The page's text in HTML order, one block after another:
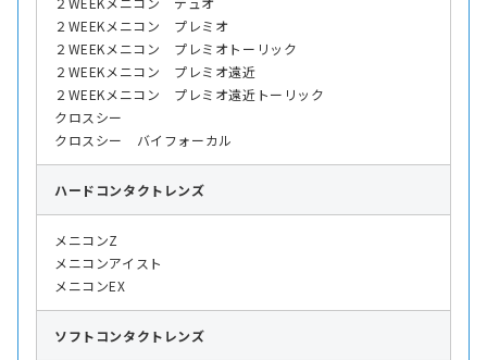
２WEEKメニコン プレミオ
２WEEKメニコン プレミオトーリック
２WEEKメニコン プレミオ遠近
２WEEKメニコン プレミオ遠近トーリック
クロスシー
クロスシー バイフォーカル
ハード コンタクトレンズ
メニコンZ
メニコンアイスト
メニコンEX
ソフト コンタクトレンズ